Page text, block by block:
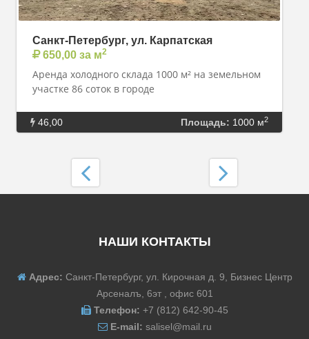
Санкт-Петербург, ул. Карпатская
650,00 за м2
Аренда холодного склада 1000 м² на земельном
участке 86 соток в городе
46,00 Площадь: 1000 м2
НАШИ КОНТАКТЫ
Адрес: Санкт-Петербург, ул. Кирочная д. 9, Бизнес Центр
Арсеналъ, 6эт , офис 601
Телефон: +7 (812) 642-90-45
E-mail: salisel@mail.ru